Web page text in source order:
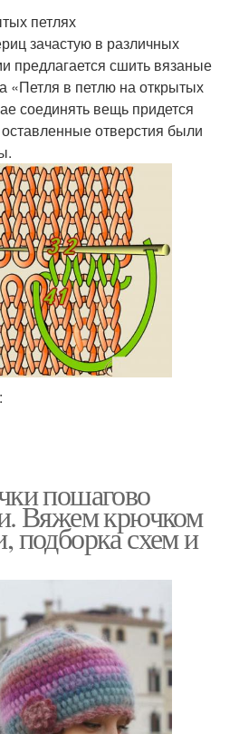
петлях
зачастую в различных
предлагается сшить вязаные
в петлю на открытых
соединять вещь придется
отверстия были
пошагово
Вяжем крючком
схем и